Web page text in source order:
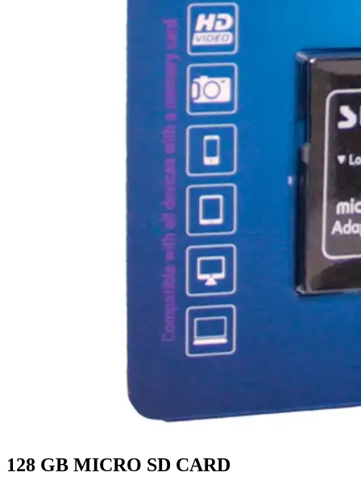
128 GB MICRO SD CARD